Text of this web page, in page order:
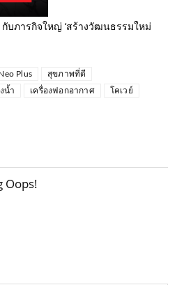
บภารกิจใหญ่ ‘สร้างวัฒนธรรมใหม่
Plus
สุขภาพที่ดี
น้ำ เครื่องฟอกอากาศ โคเวย์
Oops!